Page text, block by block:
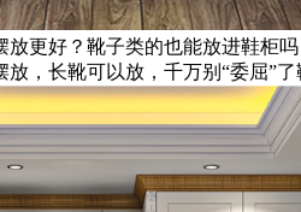
更好？靴子类的也能放进鞋柜吗
，长靴可以放，千万别“委屈”